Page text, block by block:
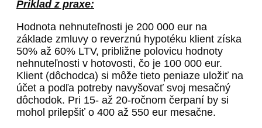
Príklad z praxe:
Hodnota nehnuteľnosti je 200 000 eur na
základe zmluvy o reverznú hypotéku klient získa
50% až 60% LTV, približne polovicu hodnoty
nehnuteľnosti v hotovosti, čo je 100 000 eur.
Klient (dôchodca) si môže tieto peniaze uložiť na
účet a podľa potreby navyšovať svoj mesačný
dôchodok. Pri 15- až 20-ročnom čerpaní by si
mohol prilepšiť o 400 až 550 eur mesačne.